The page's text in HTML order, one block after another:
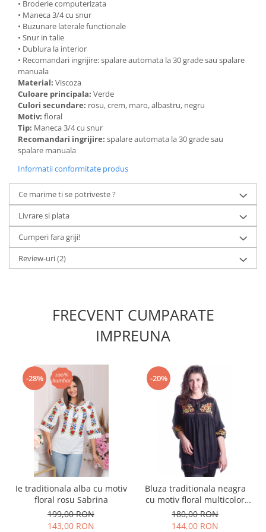
• Broderie computerizata
• Maneca 3/4 cu snur
• Buzunare laterale functionale
• Snur in talie
• Dublura la interior
• Recomandari ingrijire: spalare automata la 30 grade sau spalare
manuala
Material: Viscoza
Culoare principala: Verde
Culori secundare: rosu, crem, maro, albastru, negru
Motiv: floral
Tip: Maneca 3/4 cu snur
Recomandari ingrijire: spalare automata la 30 grade sau
spalare manuala
Informatii conformitate produs
Ce marime ti se potriveste ?
Livrare si plata
Cumperi fara griji!
Review-uri(2)
FRECVENT CUMPARATE
IMPREUNA
-28%
Ie traditionala alba cu motiv
floral rosu Sabrina
199,00 RON
143,00 RON
-20%
Bluza traditionala neagra
cu motiv floral multicolor
Ingrid 01
180,00 RON
144,00 RON